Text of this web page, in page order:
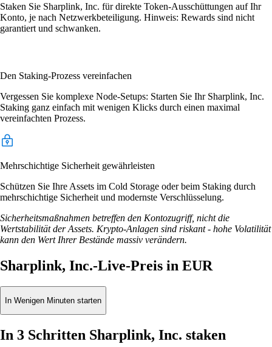
Staken Sie Sharplink, Inc. für direkte Token-Ausschüttungen auf Ihr
Konto, je nach Netzwerkbeteiligung. Hinweis: Rewards sind nicht
garantiert und schwanken.
Den Staking-Prozess vereinfachen
Vergessen Sie komplexe Node-Setups: Starten Sie Ihr Sharplink, Inc.
Staking ganz einfach mit wenigen Klicks durch einen maximal
vereinfachten Prozess.
Mehrschichtige Sicherheit gewährleisten
Schützen Sie Ihre Assets im Cold Storage oder beim Staking durch
mehrschichtige Sicherheit und modernste Verschlüsselung.
Sicherheitsmaßnahmen betreffen den Kontozugriff, nicht die
Wertstabilität der Assets. Krypto-Anlagen sind riskant - hohe Volatilität
kann den Wert Ihrer Bestände massiv verändern.
Sharplink, Inc.-Live-Preis in EUR
In Wenigen Minuten starten
In 3 Schritten Sharplink, Inc. staken